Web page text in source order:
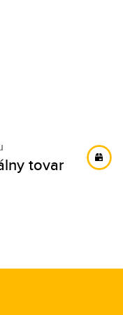
tovar